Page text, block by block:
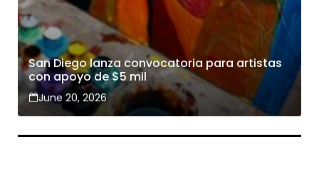
San Diego lanza convocatoria para artistas
con apoyo de $5 mil
June 20, 2026